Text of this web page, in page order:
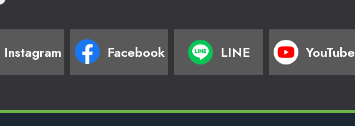
Instagram Facebook LINE YouTube